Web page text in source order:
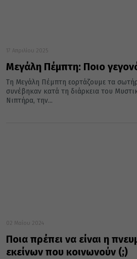
17 Απριλίου 2025
Μεγάλη Πέμπτη: Ποιο
Τη Μεγάλη Πέμπτη εορτάζουμε τα
συνέβηκαν κατά τη διάρκεια του
Νιπτήρα, την...
02 Μαΐου 2024
Ποια πρέπει να είναι η
εκείνων που κοινωνούν (;)